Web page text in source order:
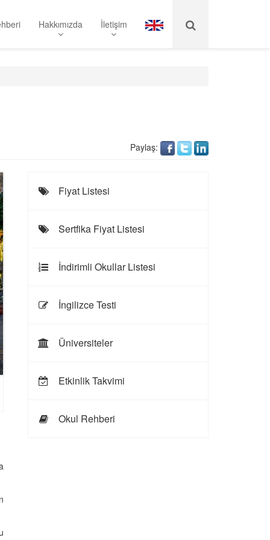
Hakkımızda İletişim
Paylaş:
Fiyat Listesi
Sertfika Fiyat Listesi
İndirimli Okullar Listesi
İngilizce Testi
Üniversiteler
Etkinlik Takvimi
Okul Rehberi